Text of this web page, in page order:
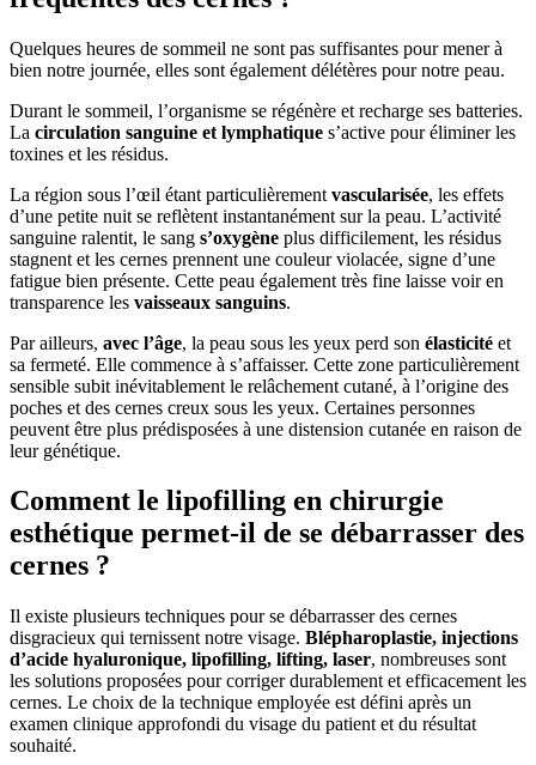
Quelques heures de sommeil ne sont pas suffisantes pour mener à
bien notre journée, elles sont également délétères pour notre peau.
Durant le sommeil, l’organisme se régénère et recharge ses batteries.
La circulation sanguine et lymphatique s’active pour éliminer les
toxines et les résidus.
La région sous l’œil étant particulièrement vascularisée, les effets
d’une petite nuit se reflètent instantanément sur la peau. L’activité
sanguine ralentit, le sang s’oxygène plus difficilement, les résidus
stagnent et les cernes prennent une couleur violacée, signe d’une
fatigue bien présente. Cette peau également très fine laisse voir en
transparence les vaisseaux sanguins.
Par ailleurs, avec l’âge, la peau sous les yeux perd son élasticité et
sa fermeté. Elle commence à s’affaisser. Cette zone particulièrement
sensible subit inévitablement le relâchement cutané, à l’origine des
poches et des cernes creux sous les yeux. Certaines personnes
peuvent être plus prédisposées à une distension cutanée en raison de
leur génétique.
Comment le lipofilling en chirurgie
esthétique permet-il de se débarrasser des
cernes ?
Il existe plusieurs techniques pour se débarrasser des cernes
disgracieux qui ternissent notre visage. Blépharoplastie, injections
d’acide hyaluronique, lipofilling, lifting, laser, nombreuses sont
les solutions proposées pour corriger durablement et efficacement les
cernes. Le choix de la technique employée est défini après un
examen clinique approfondi du visage du patient et du résultat
souhaité.